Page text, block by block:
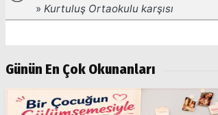
Günün En Çok Okunanları